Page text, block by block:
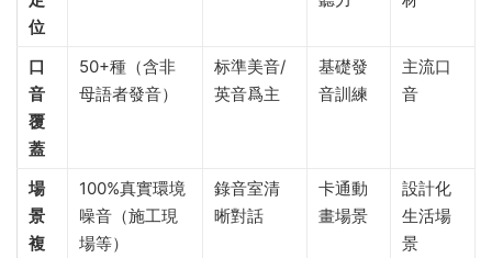
位​
​口
音
覆
蓋​
50+種（含非
母語者發音）
标準美音/
英音爲主
基礎發
音訓練
主流口
音
​場
景
複
100%真實環境
噪音（施工現
場等）
錄音室清
晰對話
卡通動
畫場景
設計化
生活場
景